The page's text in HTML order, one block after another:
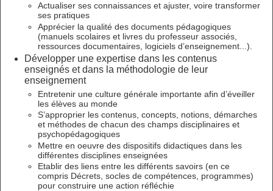
Actualiser ses connaissances et ajuster, voire transformer
ses pratiques
Apprécier la qualité des documents pédagogiques
(manuels scolaires et livres du professeur associés,
ressources documentaires, logiciels d’enseignement...).
Développer une expertise dans les contenus
enseignés et dans la méthodologie de leur
enseignement
Entretenir une culture générale importante afin d’éveiller
les élèves au monde
S’approprier les contenus, concepts, notions, démarches
et méthodes de chacun des champs disciplinaires et
psychopédagogiques
Mettre en oeuvre des dispositifs didactiques dans les
différentes disciplines enseignées
Etablir des liens entre les différents savoirs (en ce
compris Décrets, socles de compétences, programmes)
pour construire une action réfléchie